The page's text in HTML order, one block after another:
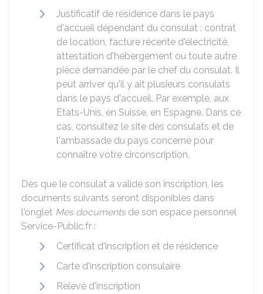
Justificatif de résidence dans le pays
d'accueil dépendant du consulat : contrat
de location, facture récente d'électricité,
attestation d'hébergement ou toute autre
pièce demandée par le chef du consulat. Il
peut arriver qu'il y ait plusieurs consulats
dans le pays d'accueil. Par exemple, aux
États-Unis, en Suisse, en Espagne. Dans ce
cas, consultez le site des consulats et de
l'ambassade du pays concerné pour
connaître votre circonscription.
Dès que le consulat a validé son inscription, les
documents suivants seront disponibles dans
l'onglet Mes documentsde son espace personnel
Service-Public.fr :
Certificat d'inscription et de résidence
Carte d'inscription consulaire
Relevé d'inscription